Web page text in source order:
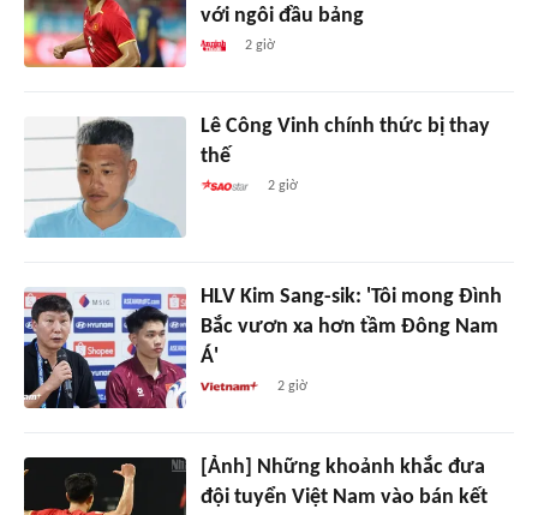
với ngôi đầu bảng
2 giờ
Lê Công Vinh chính thức bị thay
thế
2 giờ
HLV Kim Sang-sik: 'Tôi mong Đình
Bắc vươn xa hơn tầm Đông Nam
Á'
2 giờ
[Ảnh] Những khoảnh khắc đưa
đội tuyển Việt Nam vào bán kết